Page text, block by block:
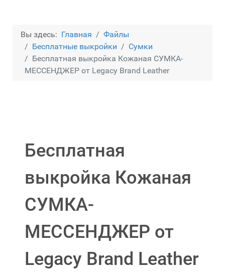
Вы здесь: Главная
Файлы
Бесплатные выкройки
Сумки
Бесплатная выкройка Кожаная СУМКА-
МЕССЕНДЖЕР от Legacy Brand Leather
Бесплатная
выкройка Кожаная
СУМКА-
МЕССЕНДЖЕР от
Legacy Brand Leather